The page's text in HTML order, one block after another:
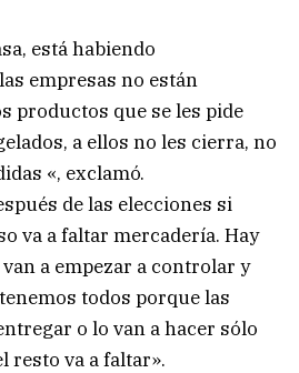
está habiendo
empresas no están
productos que se les pide
a ellos no les cierra, no
«, exclamó.
de las elecciones si
va a faltar mercadería. Hay
a empezar a controlar y
todos porque las
o lo van a hacer sólo
resto va a faltar».